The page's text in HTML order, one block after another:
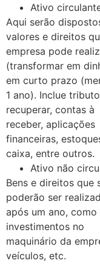
Ativo
Aqui serão
valores e direitos
empresa pode
(transformar em
em curto prazo
1 ano). Inclue
recuperar, contas à
receber, aplicações
financeiras,
caixa, entre outros.
Ativo não
Bens e direitos que
poderão ser
após um ano, como
investimentos no
maquinário da
veículos, etc.